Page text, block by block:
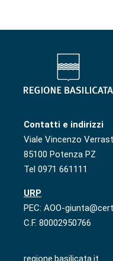
Contatti e indirizzi
Viale Vincenzo
85100 Potenza PZ
Tel 0971 661111
URP
PEC: AOO-
C.F. 80002950766
regione.basilicata.it